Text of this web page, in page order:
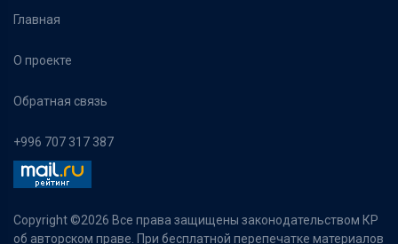
Главная
О проекте
Обратная связь
+996 707 317 387
Copyright ©2026 Все права защищены законодательством КР
об авторском праве. При бесплатной перепечатке материалов